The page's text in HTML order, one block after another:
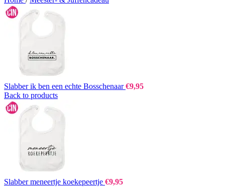
Slabber ik ben een echte Bosschenaar€9,95
Back to products
Slabber meneertje koekepeertje €9,95